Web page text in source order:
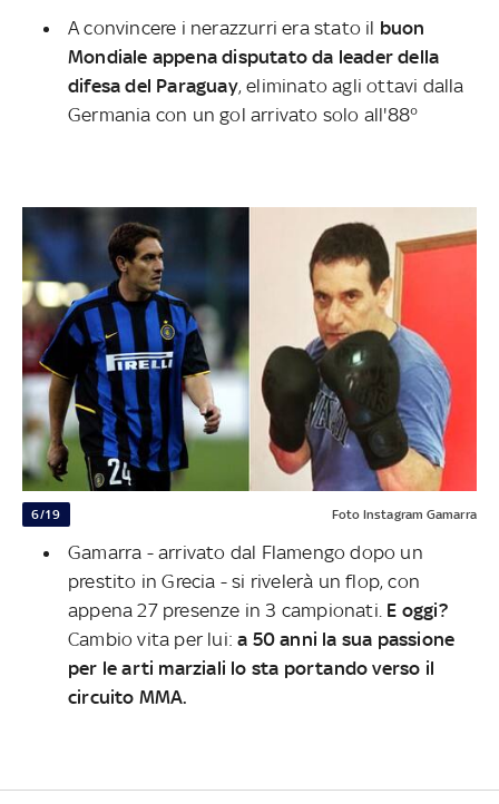
A convincere i nerazzurri era stato il buon
Mondiale appena disputato da leader della
difesa del Paraguay, eliminato agli ottavi dalla
Germania con un gol arrivato solo all'88°
6/19 Foto Instagram Gamarra
Gamarra - arrivato dal Flamengo dopo un
prestito in Grecia - si rivelerà un flop, con
appena 27 presenze in 3 campionati. E oggi?
Cambio vita per lui:a 50 anni la sua passione
per le arti marziali lo sta portando verso il
circuito MMA.